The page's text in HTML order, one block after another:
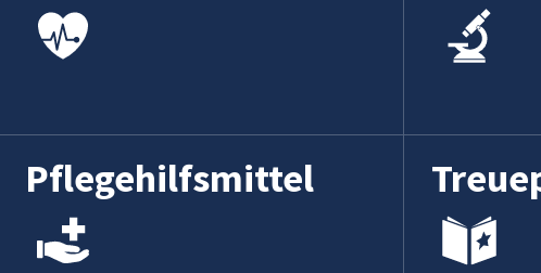
Pflege­hilfsmittel